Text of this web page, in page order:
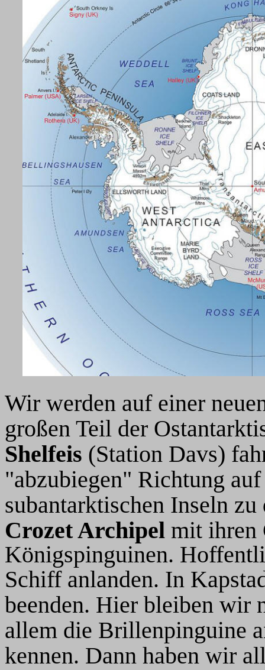
Wir werden auf einer
großen Teil der
Shelfeis (Station Davs)
"abzubiegen" Richtung
subantarktischen Inseln zu
Crozet Archipel mit ihren
Königspinguinen.
Schiff anlanden. In
beenden. Hier bleiben wir
allem die Brillenpinguine
kennen. Dann haben wir